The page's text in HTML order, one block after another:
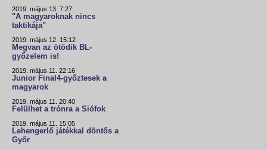
2019. május 13. 7:27
"A magyaroknak nincs
taktikája"
2019. május 12. 15:12
Megvan az ötödik BL-
győzelem is!
2019. május 11. 22:16
Junior Final4-győztesek a
magyarok
2019. május 11. 20:40
Felülhet a trónra a Siófok
2019. május 11. 15:05
Lehengerlő játékkal döntős a
Győr